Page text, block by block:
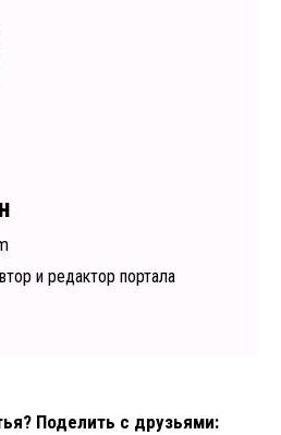
и редактор портала
Поделить с друзьями: